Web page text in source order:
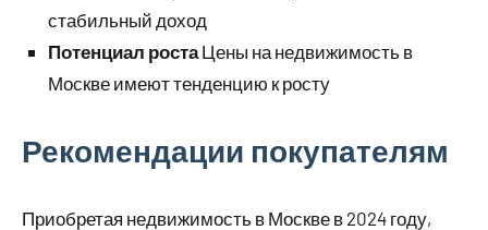
стабильный доход
Потенциал ростаЦены на недвижимость в
Москве имеют тенденцию к росту
Рекомендации покупателям
Приобретая недвижимость в Москве в 2024 году,